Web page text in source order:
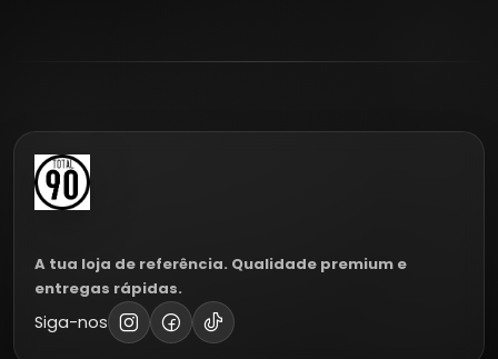
A tua loja de referência. Qualidade premium e
entregas rápidas.
Siga-nos